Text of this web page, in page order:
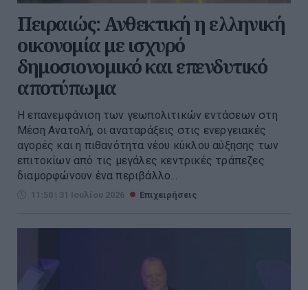
Πειραιώς: Ανθεκτική η ελληνική
οικονομία με ισχυρό
δημοσιονομικό και επενδυτικό
αποτύπωμα
Η επανεμφάνιση των γεωπολιτικών εντάσεων στη
Μέση Ανατολή, οι αναταράξεις στις ενεργειακές
αγορές και η πιθανότητα νέου κύκλου αύξησης των
επιτοκίων από τις μεγάλες κεντρικές τράπεζες
διαμορφώνουν ένα περιβάλλο...
11:50 | 31 Ιουλίου 2026 Επιχειρήσεις